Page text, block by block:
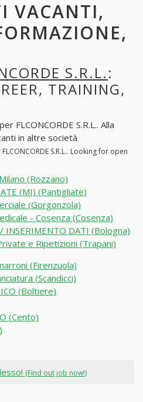
VACANTI,
S.R.L.:
TRAINING,
FLCONCORDE S.R.L.. Alla
in altre società
S.R.L.. Looking for open
(Rozzano)
(MI) (Pantigliate)
(Gorgonzola)
- Cosenza (Cosenza)
INSERIMENTO DATI (Bologna)
e Ripetizioni (Trapani)
(Firenzuola)
(Scandicci)
(Boltiere)
(Cento)
(Find out job now!)